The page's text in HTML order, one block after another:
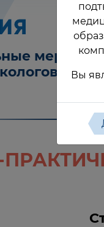
Вы